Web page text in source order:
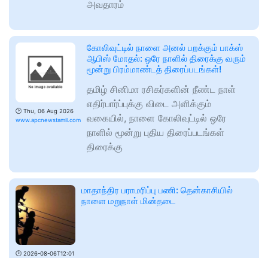
அவதாரம்
🕑 Thu, 06 Aug 2026
www.apcnewstamil.com
கோலிவுட்டில் நாளை அனல் பறக்கும் பாக்ஸ்
ஆபிஸ் மோதல்: ஒரே நாளில் திரைக்கு வரும்
மூன்று பிரம்மாண்டத் திரைப்படங்கள்!
தமிழ் சினிமா ரசிகர்களின் நீண்ட நாள்
எதிர்பார்ப்புக்கு விடை அளிக்கும்
வகையில், நாளை கோலிவுட்டில் ஒரே
நாளில் மூன்று புதிய திரைப்படங்கள்
திரைக்கு
🕑 2026-08-06T12:01
மாதாந்திர பராமரிப்பு பணி: தென்காசியில்
நாளை மறுநாள் மின்தடை